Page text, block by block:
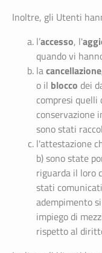
Inoltre, gli Utenti
l’accesso, l'
quando vi
lacancellazione
o il blocco dei
compresi quelli
conservazione
sono stati
l'attestazione
b) sono state
riguarda il loro
stati
adempimento
impiego di
rispetto al